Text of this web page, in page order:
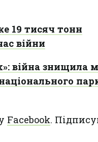
19 тисяч тонн
війни
війна знищила
Facebook.